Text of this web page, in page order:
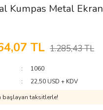
Kumpas Metal
TL 1.285,43 TL
1060
22,50 USD + KDV
başlayan taksitlerle!